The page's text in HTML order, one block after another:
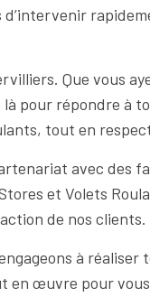
Que vous
pour répondre à
tout en
avec des
et Volets
de nos clients.
à réaliser
en œuvre pour